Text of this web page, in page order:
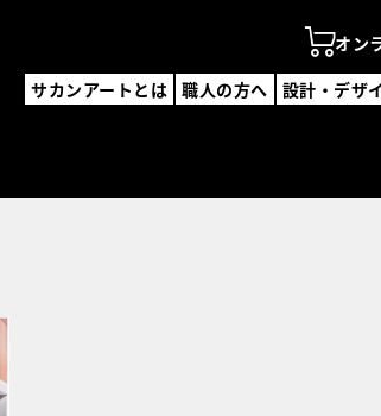
オン
サカンアートとは 職人の方へ
設計・デザ
サカンアートとは